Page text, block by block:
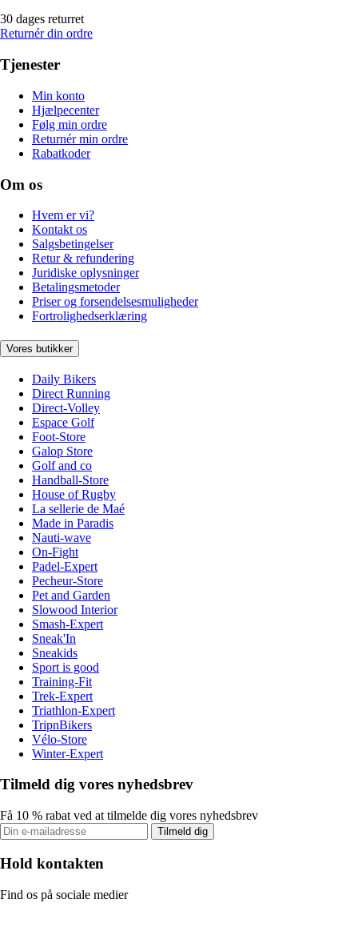
30 dages returret
Returnér din ordre
Tjenester
Min konto
Hjælpecenter
Følg min ordre
Returnér min ordre
Rabatkoder
Om os
Hvem er vi?
Kontakt os
Salgsbetingelser
Retur & refundering
Juridiske oplysninger
Betalingsmetoder
Priser og forsendelsesmuligheder
Fortrolighedserklæring
Vores butikker
Daily Bikers
Direct Running
Direct-Volley
Espace Golf
Foot-Store
Galop Store
Golf and co
Handball-Store
House of Rugby
La sellerie de Maé
Made in Paradis
Nauti-wave
On-Fight
Padel-Expert
Pecheur-Store
Pet and Garden
Slowood Interior
Smash-Expert
Sneak'In
Sneakids
Sport is good
Training-Fit
Trek-Expert
Triathlon-Expert
TripnBikers
Vélo-Store
Winter-Expert
Tilmeld dig vores nyhedsbrev
Få 10 % rabat ved at tilmelde dig vores nyhedsbrev
Tilmeld dig
Hold kontakten
Find os på sociale medier